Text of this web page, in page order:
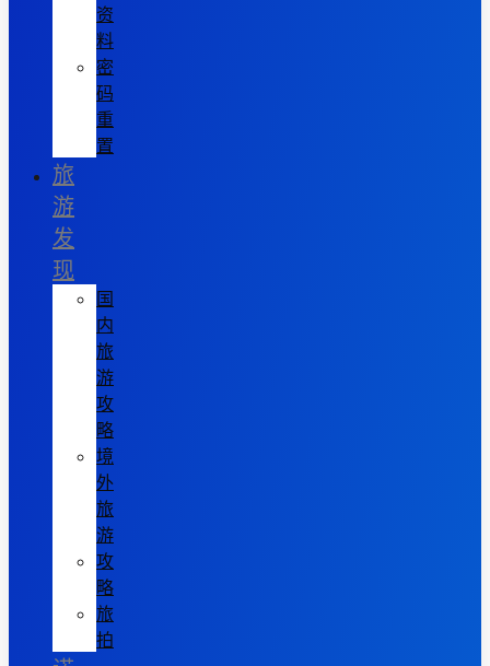
资
料
密
码
重
置
旅
游
发
现
国
内
旅
游
攻
略
境
外
旅
游
攻
略
旅
拍